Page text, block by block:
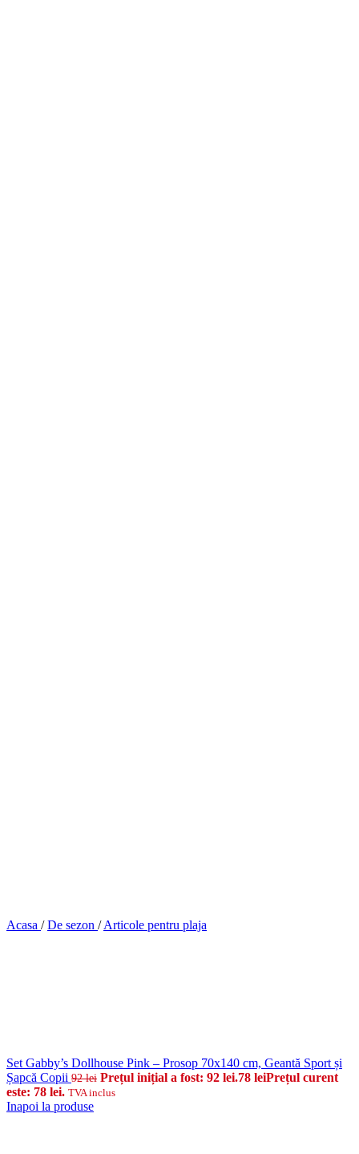
Acasa / De sezon / Articole pentru plaja
Set Gabby’s Dollhouse Pink – Prosop 70x140 cm, Geantă Sport și
Șapcă Copii 92lei Prețul inițial a fost: 92 lei.78 leiPrețul curent
este: 78 lei. TVA inclus
Inapoi la produse